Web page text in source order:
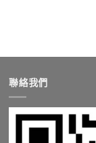
次
聯絡我們